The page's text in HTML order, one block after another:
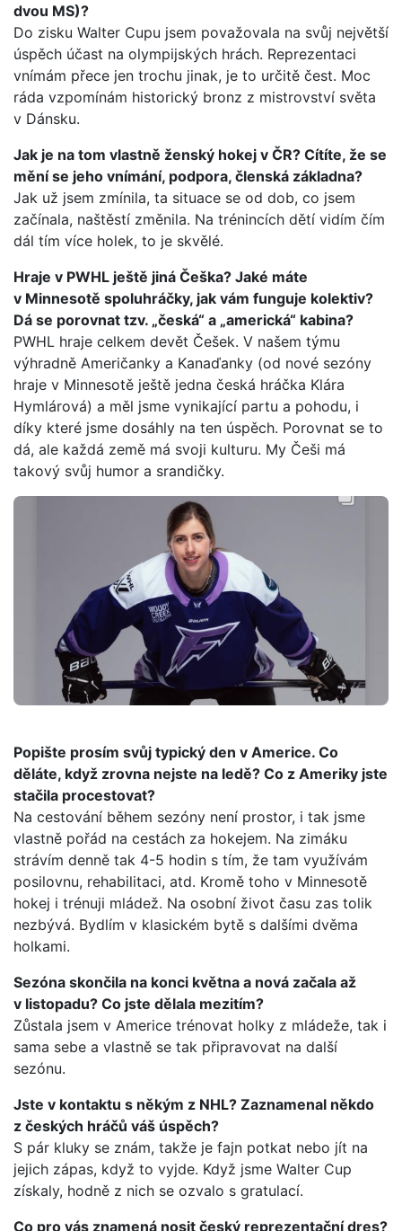
dvou MS)?
Do zisku Walter Cupu jsem považovala na svůj největší
úspěch účast na olympijských hrách. Reprezentaci
vnímám přece jen trochu jinak, je to určitě čest. Moc
ráda vzpomínám historický bronz z mistrovství světa
v Dánsku.
Jak je na tom vlastně ženský hokej v ČR? Cítíte, že se
mění se jeho vnímání, podpora, členská základna?
Jak už jsem zmínila, ta situace se od dob, co jsem
začínala, naštěstí změnila. Na trénincích dětí vidím čím
dál tím více holek, to je skvělé.
Hraje v PWHL ještě jiná Češka? Jaké máte
v Minnesotě spoluhráčky, jak vám funguje kolektiv?
Dá se porovnat tzv. „česká“ a „americká“ kabina?
PWHL hraje celkem devět Češek. V našem týmu
výhradně Američanky a Kanaďanky (od nové sezóny
hraje v Minnesotě ještě jedna česká hráčka Klára
Hymlárová) a měl jsme vynikající partu a pohodu, i
díky které jsme dosáhly na ten úspěch. Porovnat se to
dá, ale každá země má svoji kulturu. My Češi má
takový svůj humor a srandičky.
Popište prosím svůj typický den v Americe. Co
děláte, když zrovna nejste na ledě? Co z Ameriky jste
stačila procestovat?
Na cestování během sezóny není prostor, i tak jsme
vlastně pořád na cestách za hokejem. Na zimáku
strávím denně tak 4-5 hodin s tím, že tam využívám
posilovnu, rehabilitaci, atd. Kromě toho v Minnesotě
hokej i trénuji mládež. Na osobní život času zas tolik
nezbývá. Bydlím v klasickém bytě s dalšími dvěma
holkami.
Sezóna skončila na konci května a nová začala až
v listopadu? Co jste dělala mezitím?
Zůstala jsem v Americe trénovat holky z mládeže, tak i
sama sebe a vlastně se tak připravovat na další
sezónu.
Jste v kontaktu s někým z NHL? Zaznamenal někdo
z českých hráčů váš úspěch?
S pár kluky se znám, takže je fajn potkat nebo jít na
jejich zápas, když to vyjde. Když jsme Walter Cup
získaly, hodně z nich se ozvalo s gratulací.
Co pro vás znamená nosit český reprezentační dres?